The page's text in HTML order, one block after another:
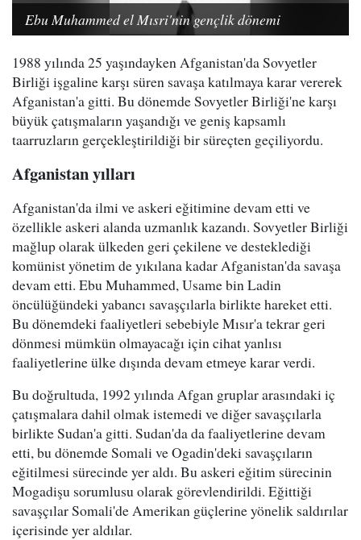
Ebu Muhammed el Mısri'nin gençlik dönemi
1988 yılında 25 yaşındayken Afganistan'da Sovyetler
Birliği işgaline karşı süren savaşa katılmaya karar vererek
Afganistan'a gitti. Bu dönemde Sovyetler Birliği'ne karşı
büyük çatışmaların yaşandığı ve geniş kapsamlı
taarruzların gerçekleştirildiği bir süreçten geçiliyordu.
Afganistan yılları
Afganistan'da ilmi ve askeri eğitimine devam etti ve
özellikle askeri alanda uzmanlık kazandı. Sovyetler Birliği
mağlup olarak ülkeden geri çekilene ve desteklediği
komünist yönetim de yıkılana kadar Afganistan'da savaşa
devam etti. Ebu Muhammed, Usame bin Ladin
öncülüğündeki yabancı savaşçılarla birlikte hareket etti.
Bu dönemdeki faaliyetleri sebebiyle Mısır'a tekrar geri
dönmesi mümkün olmayacağı için cihat yanlısı
faaliyetlerine ülke dışında devam etmeye karar verdi.
Bu doğrultuda, 1992 yılında Afgan gruplar arasındaki iç
çatışmalara dahil olmak istemedi ve diğer savaşçılarla
birlikte Sudan'a gitti. Sudan'da da faaliyetlerine devam
etti, bu dönemde Somali ve Ogadin'deki savaşçıların
eğitilmesi sürecinde yer aldı. Bu askeri eğitim sürecinin
Mogadişu sorumlusu olarak görevlendirildi. Eğittiği
savaşçılar Somali'de Amerikan güçlerine yönelik saldırılar
içerisinde yer aldılar.